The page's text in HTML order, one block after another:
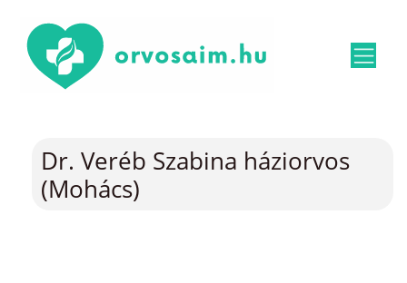
Dr. Veréb Szabina háziorvos
(Mohács)